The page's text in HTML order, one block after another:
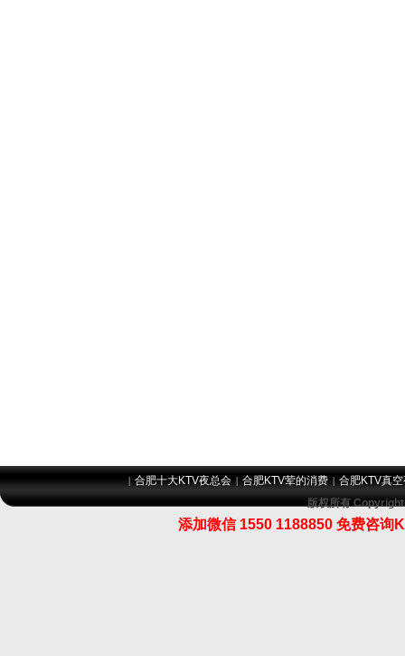
| 合肥十大KTV夜总会 | 合肥KTV荤的消费 | 合肥KTV真
版权所有
添加微信 1550 1188850 免费咨询